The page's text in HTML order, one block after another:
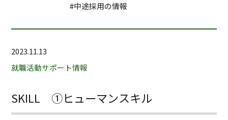
#中途採用の情報
2023.11.13
就職活動サポート情報
SKILL ①ヒューマンスキル